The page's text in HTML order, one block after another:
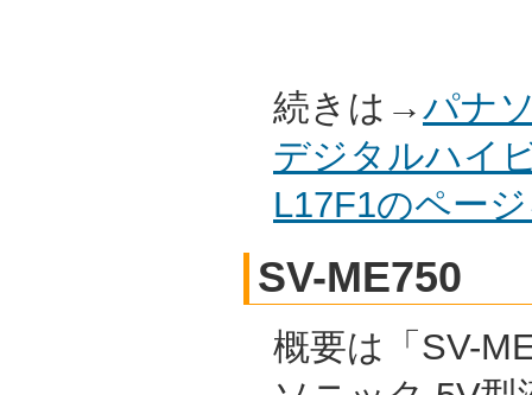
続きは→パナ
デジタルハイ
L17F1のペー
SV-ME750
概要は「SV-